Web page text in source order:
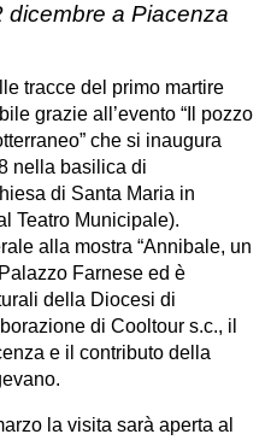
a Piacenza
tracce del primo martire
grazie all’evento “Il pozzo
che si inaugura
nella basilica di
di Santa Maria in
Teatro Municipale).
alla mostra “Annibale, un
Farneseed è
della Diocesi di
di Cooltour s.c., il
e il contributo della
la visita sarà aperta al